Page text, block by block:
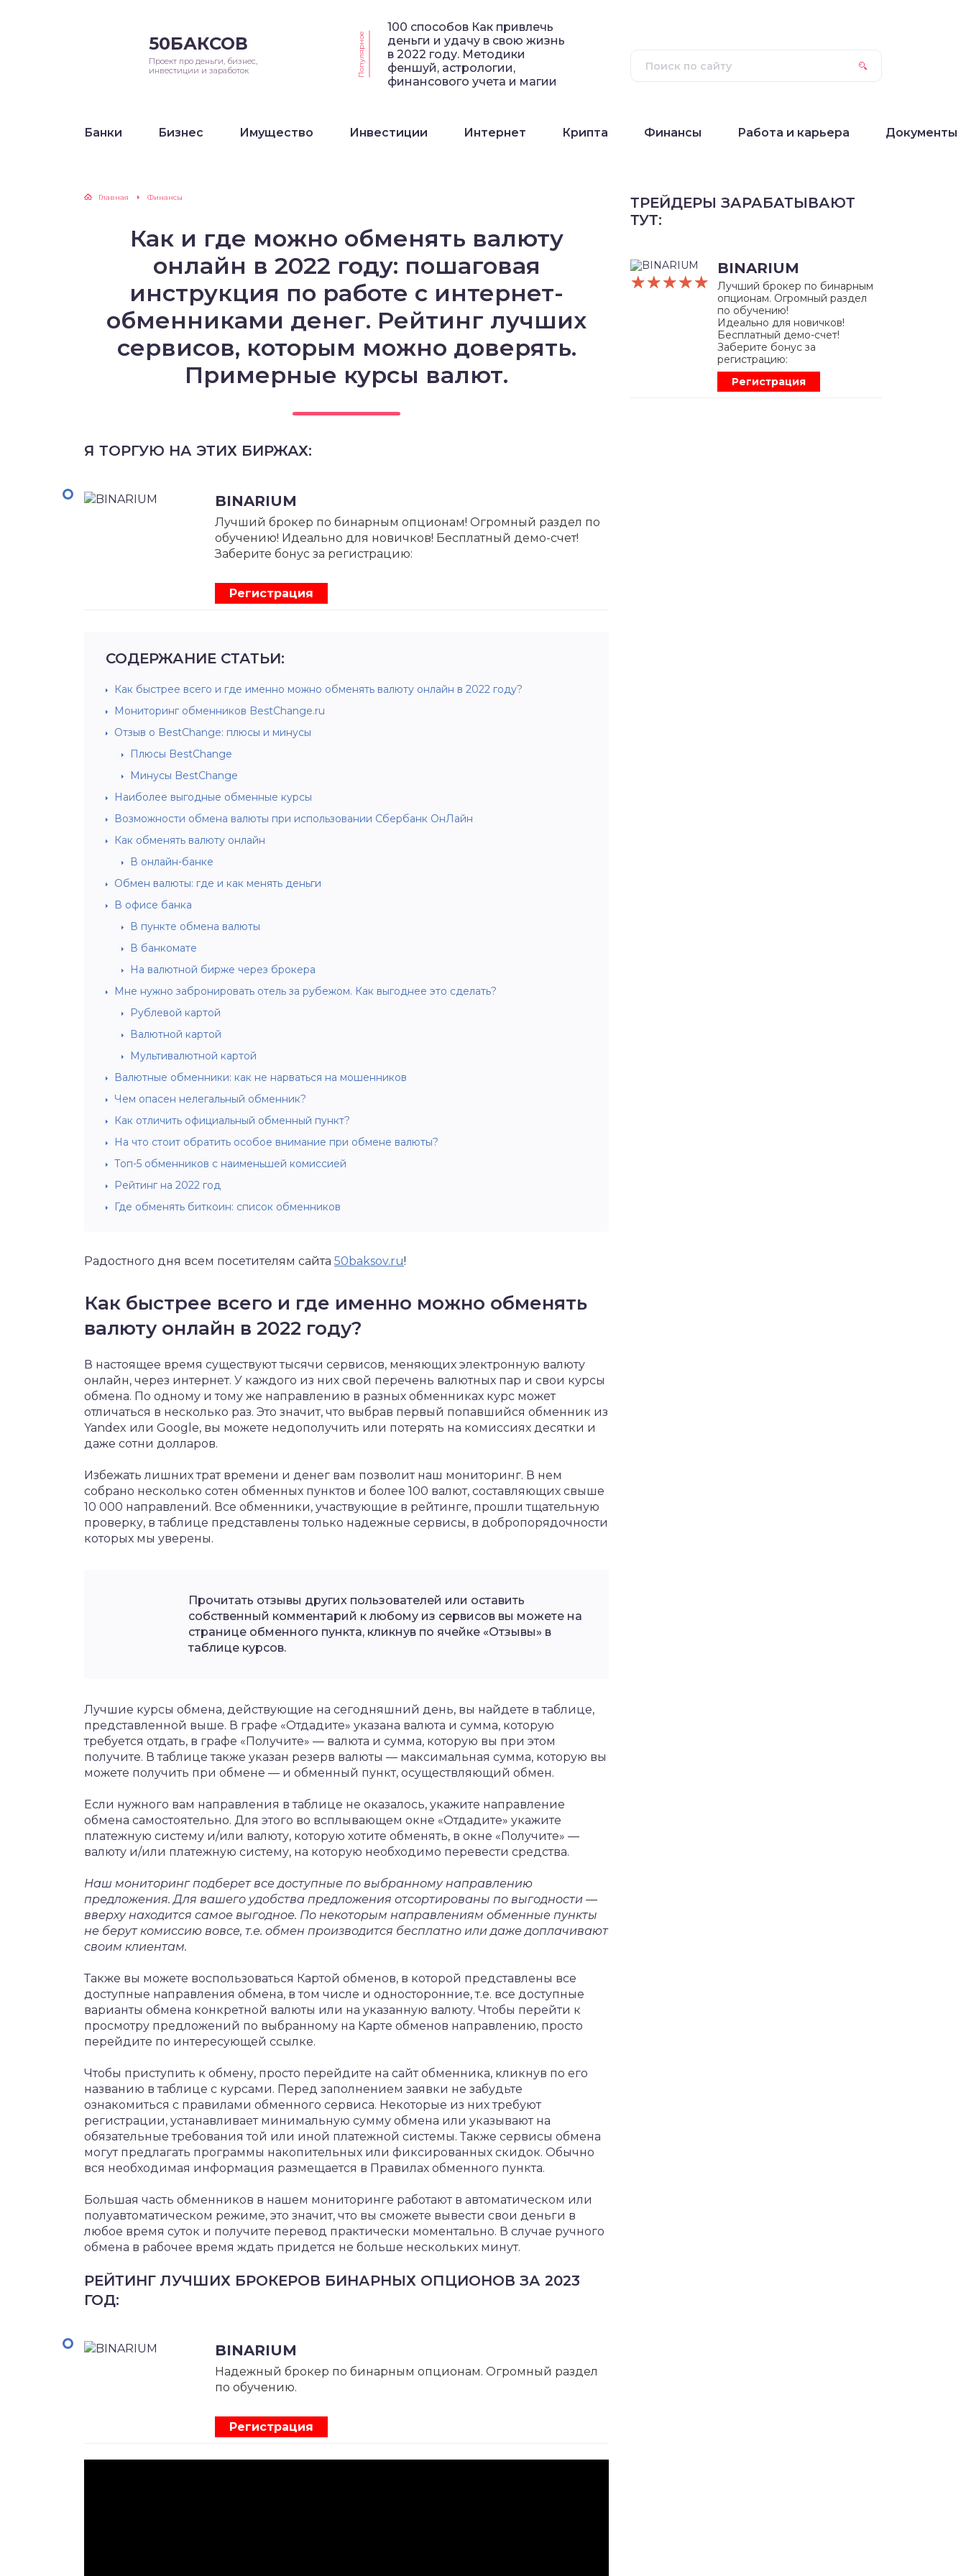
50БАКСОВ
Проект про деньги, бизнес,
инвестиции и заработок
Популярное
100 способов Как привлечь
деньги и удачу в свою жизнь
в 2022 году. Методики
феншуй, астрологии,
финансового учета и магии
Банки Бизнес Имущество Инвестиции Интернет Крипта Финансы Работа и карьера Документы
Главная Финансы
Как и где можно обменять валюту
онлайн в 2022 году: пошаговая
инструкция по работе с интернет-
обменниками денег. Рейтинг лучших
сервисов, которым можно доверять.
Примерные курсы валют.
Я ТОРГУЮ НА ЭТИХ БИРЖАХ:
BINARIUM
Лучший брокер по бинарным опционам! Огромный раздел по
обучению! Идеально для новичков! Бесплатный демо-счет!
Заберите бонус за регистрацию:
Регистрация
СОДЕРЖАНИЕ СТАТЬИ:
Как быстрее всего и где именно можно обменять валюту онлайн в 2022 году?
Мониторинг обменников BestChange.ru
Отзыв о BestChange: плюсы и минусы
Плюсы BestChange
Минусы BestChange
Наиболее выгодные обменные курсы
Возможности обмена валюты при использовании Сбербанк ОнЛайн
Как обменять валюту онлайн
В онлайн-банке
Обмен валюты: где и как менять деньги
В офисе банка
В пункте обмена валюты
В банкомате
На валютной бирже через брокера
Мне нужно забронировать отель за рубежом. Как выгоднее это сделать?
Рублевой картой
Валютной картой
Мультивалютной картой
Валютные обменники: как не нарваться на мошенников
Чем опасен нелегальный обменник?
Как отличить официальный обменный пункт?
На что стоит обратить особое внимание при обмене валюты?
Топ-5 обменников с наименьшей комиссией
Рейтинг на 2022 год
Где обменять биткоин: список обменников
Радостного дня всем посетителям сайта 50baksov.ru!
Как быстрее всего и где именно можно обменять
валюту онлайн в 2022 году?
В настоящее время существуют тысячи сервисов, меняющих электронную валюту
онлайн, через интернет. У каждого из них свой перечень валютных пар и свои курсы
обмена. По одному и тому же направлению в разных обменниках курс может
отличаться в несколько раз. Это значит, что выбрав первый попавшийся обменник из
Yandex или Google, вы можете недополучить или потерять на комиссиях десятки и
даже сотни долларов.
Избежать лишних трат времени и денег вам позволит наш мониторинг. В нем
собрано несколько сотен обменных пунктов и более 100 валют, составляющих свыше
10 000 направлений. Все обменники, участвующие в рейтинге, прошли тщательную
проверку, в таблице представлены только надежные сервисы, в добропорядочности
которых мы уверены.
Прочитать отзывы других пользователей или оставить
собственный комментарий к любому из сервисов вы можете на
странице обменного пункта, кликнув по ячейке «Отзывы» в
таблице курсов.
Лучшие курсы обмена, действующие на сегодняшний день, вы найдете в таблице,
представленной выше. В графе «Отдадите» указана валюта и сумма, которую
требуется отдать, в графе «Получите» — валюта и сумма, которую вы при этом
получите. В таблице также указан резерв валюты — максимальная сумма, которую вы
можете получить при обмене — и обменный пункт, осуществляющий обмен.
Если нужного вам направления в таблице не оказалось, укажите направление
обмена самостоятельно. Для этого во всплывающем окне «Отдадите» укажите
платежную систему и/или валюту, которую хотите обменять, в окне «Получите» —
валюту и/или платежную систему, на которую необходимо перевести средства.
Наш мониторинг подберет все доступные по выбранному направлению
предложения. Для вашего удобства предложения отсортированы по выгодности —
вверху находится самое выгодное. По некоторым направлениям обменные пункты
не берут комиссию вовсе, т.е. обмен производится бесплатно или даже доплачивают
своим клиентам.
Также вы можете воспользоваться Картой обменов, в которой представлены все
доступные направления обмена, в том числе и односторонние, т.е. все доступные
варианты обмена конкретной валюты или на указанную валюту. Чтобы перейти к
просмотру предложений по выбранному на Карте обменов направлению, просто
перейдите по интересующей ссылке.
Чтобы приступить к обмену, просто перейдите на сайт обменника, кликнув по его
названию в таблице с курсами. Перед заполнением заявки не забудьте
ознакомиться с правилами обменного сервиса. Некоторые из них требуют
регистрации, устанавливает минимальную сумму обмена или указывают на
обязательные требования той или иной платежной системы. Также сервисы обмена
могут предлагать программы накопительных или фиксированных скидок. Обычно
вся необходимая информация размещается в Правилах обменного пункта.
Большая часть обменников в нашем мониторинге работают в автоматическом или
полуавтоматическом режиме, это значит, что вы сможете вывести свои деньги в
любое время суток и получите перевод практически моментально. В случае ручного
обмена в рабочее время ждать придется не больше нескольких минут.
РЕЙТИНГ ЛУЧШИХ БРОКЕРОВ БИНАРНЫХ ОПЦИОНОВ ЗА 2023
ГОД:
BINARIUM
Надежный брокер по бинарным опционам. Огромный раздел
по обучению.
Регистрация
ТРЕЙДЕРЫ ЗАРАБАТЫВАЮТ
ТУТ:
☆☆☆☆☆
★★★★★
BINARIUM
Лучший брокер по бинарным
опционам. Огромный раздел
по обучению!
Идеально для новичков!
Бесплатный демо-счет!
Заберите бонус за
регистрацию:
Регистрация